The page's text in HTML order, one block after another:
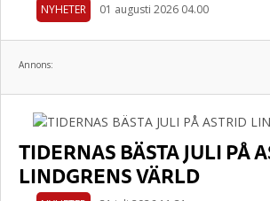
NYHETER 01 augusti 2026 04.00
Annons:
TIDERNAS BÄSTA JULI PÅ
LINDGRENS VÄRLD